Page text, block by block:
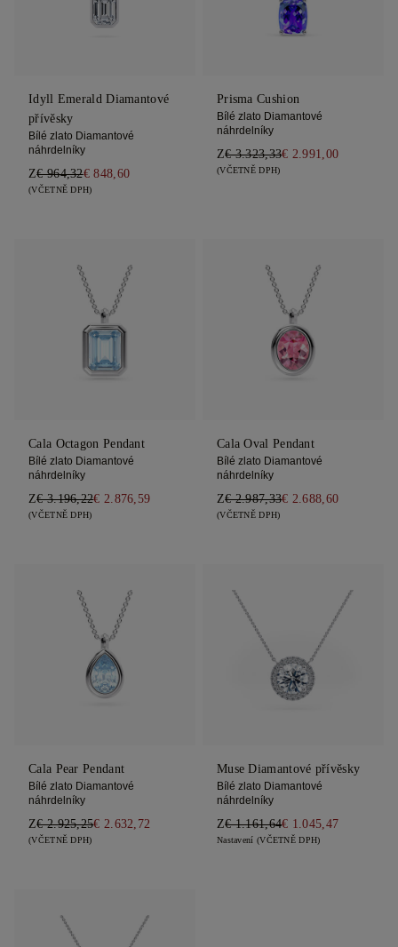
Idyll Emerald Diamantové
přívěsky
Bílé zlato Diamantové
náhrdelníky
Z€ 964,32€ 848,60
(VČETNĚ DPH)
Prisma Cushion
Bílé zlato Diamantové
náhrdelníky
Z€ 3.323,33€ 2.991,00
(VČETNĚ DPH)
Cala Octagon Pendant
Bílé zlato Diamantové
náhrdelníky
Z€ 3.196,22€ 2.876,59
(VČETNĚ DPH)
Cala Oval Pendant
Bílé zlato Diamantové
náhrdelníky
Z€ 2.987,33€ 2.688,60
(VČETNĚ DPH)
Cala Pear Pendant
Bílé zlato Diamantové
náhrdelníky
Z€ 2.925,25€ 2.632,72
(VČETNĚ DPH)
Muse Diamantové přívěsky
Bílé zlato Diamantové
náhrdelníky
Z€ 1.161,64€ 1.045,47
Nastavení (VČETNĚ DPH)